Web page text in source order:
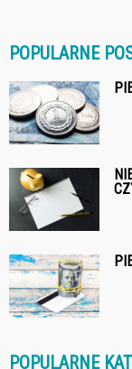
POPULARNE
POPULARNE